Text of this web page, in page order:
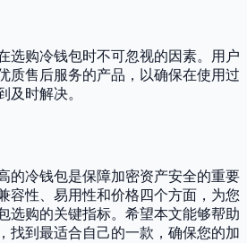
选购冷钱包时不可忽视的因素。用户
质售后服务的产品，以确保在使用过
及时解决。
的冷钱包是保障加密资产安全的重要
容性、易用性和价格四个方面，为您
选购的关键指标。希望本文能够帮助
找到最适合自己的一款，确保您的加